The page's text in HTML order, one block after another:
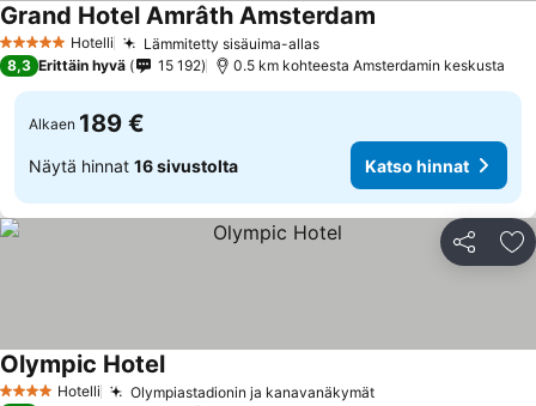
5 Tähtiluokitus
Hotelli Lämmitetty sisäuima-allas
Grand Hotel Amrâth Amsterdam
8,3 Erittäin hyvä 15 192 0.5 km kohteesta Amsterdamin keskusta
Alkaen 189 €
Näytä hinnat 16 sivustolta Katso hinnat
Jaa
4 Tähtiluokitus
Hotelli Olympiastadionin ja kanavanäkymät
Olympic Hotel